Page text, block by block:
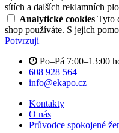
sítích a dalších reklamních
Analytické cookies Tyto
shop používáte. S jejich
Potvrzuji
Po–Pá 7:00–13:00
608 928 564
info@ekapo.cz
Kontakty
O nás
Průvodce spokojené